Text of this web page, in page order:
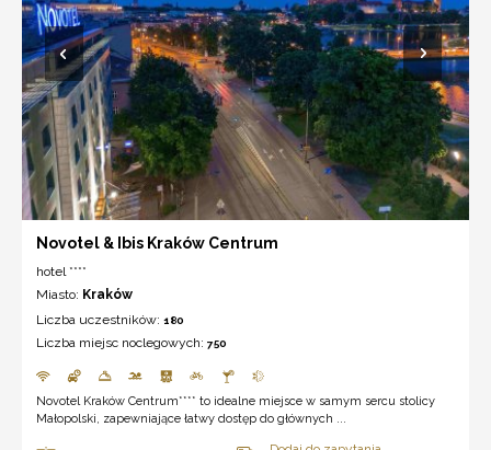
Novotel & Ibis Kraków Centrum
hotel ****
Miasto: Kraków
Liczba uczestników: 180
Liczba miejsc noclegowych: 750
Novotel Kraków Centrum**** to idealne miejsce w samym sercu stolicy
Małopolski, zapewniające łatwy dostęp do głównych ...